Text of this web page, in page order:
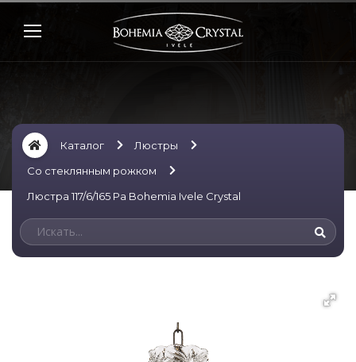
Каталог
Люстры
Со стеклянным рожком
Люстра 117/6/165 Pa Bohemia Ivele Crystal